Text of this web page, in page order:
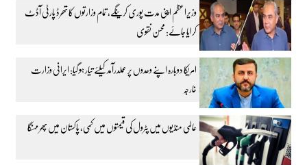
وزیراعظم اپنی مدت پوری کرینگے، تمام وزارتوں کا تھرڈ پارٹی آڈٹ
کرایا جائے: محسن نقوی
امریکا دوبارہ اپنے وعدوں پر عملدرآمد کیلئے تیار ہو گیا: ایرانی وزارت
خارجہ
عالمی منڈیوں میں پٹرول کی قیمتوں میں کمی، پاکستان میں پھر مہنگا